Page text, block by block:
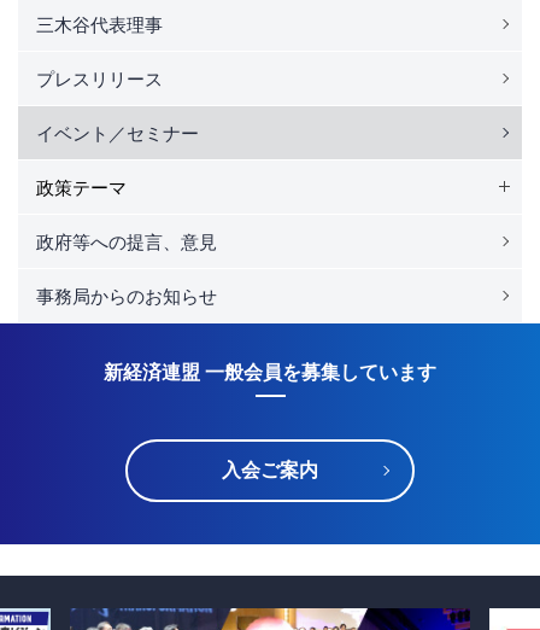
三木谷代表理事
プレスリリース
イベント／セミナー
政策テーマ
政府等への提言、意見
事務局からのお知らせ
新経済連盟 一般会員を募集しています
入会ご案内